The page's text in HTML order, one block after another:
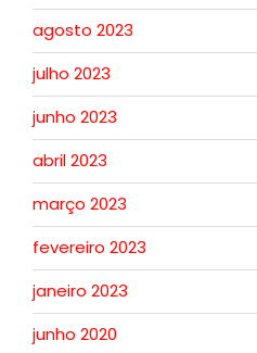
agosto 2023
julho 2023
junho 2023
abril 2023
março 2023
fevereiro 2023
janeiro 2023
junho 2020